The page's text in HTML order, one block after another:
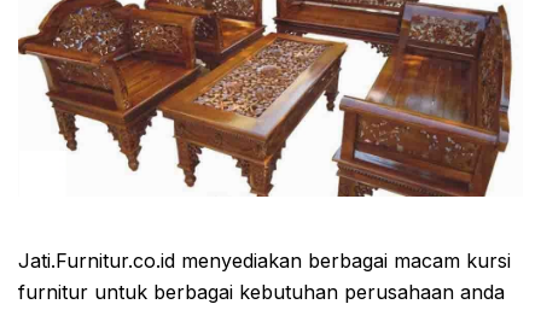
Jati.Furnitur.co.id menyediakan berbagai macam kursi
furnitur untuk berbagai kebutuhan perusahaan anda